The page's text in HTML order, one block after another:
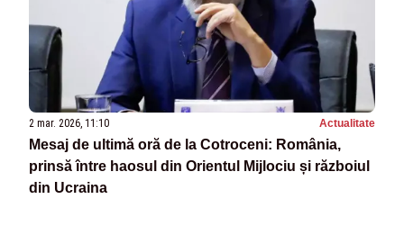
2 mar. 2026, 11:10 Actualitate
Mesaj de ultimă oră de la Cotroceni: România,
prinsă între haosul din Orientul Mijlociu și războiul
din Ucraina